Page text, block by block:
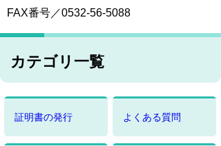
FAX番号／0532-56-5088
カテゴリ一覧
証明書の発行 よくある質問